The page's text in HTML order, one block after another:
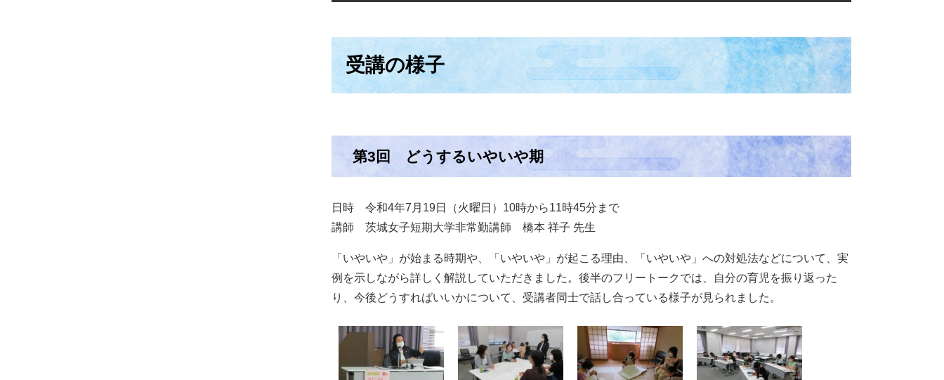
受講の様子
第3回 どうするいやいや期
日時 令和4年7月19日（火曜日）10時から11時45分まで
講師 茨城女子短期大学非常勤講師 橋本 祥子 先生
「いやいや」が始まる時期や、「いやいや」が起こる理由、「いやいや」への対処法などについて、実
例を示しながら詳しく解説していただきました。後半のフリートークでは、自分の育児を振り返った
り、今後どうすればいいかについて、受講者同士で話し合っている様子が見られました。